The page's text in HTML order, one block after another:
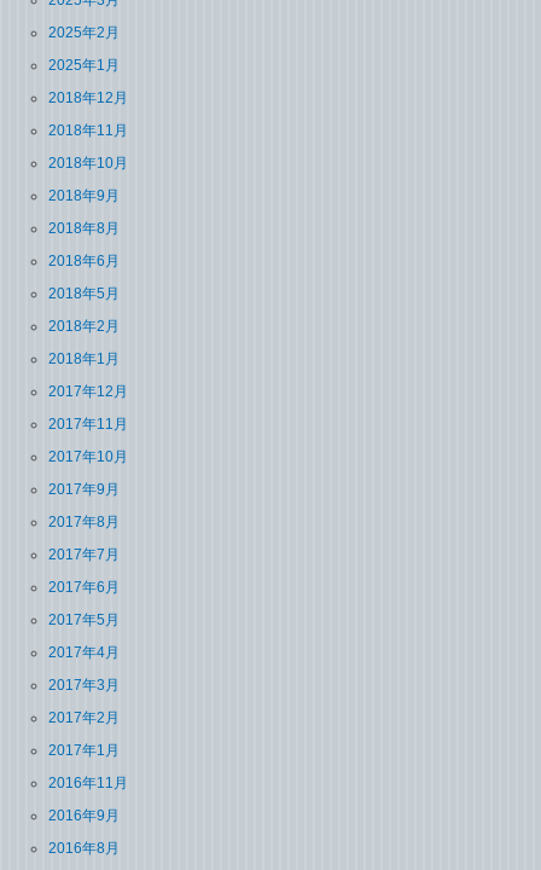
2025年2月
2025年1月
2018年12月
2018年11月
2018年10月
2018年9月
2018年8月
2018年6月
2018年5月
2018年2月
2018年1月
2017年12月
2017年11月
2017年10月
2017年9月
2017年8月
2017年7月
2017年6月
2017年5月
2017年4月
2017年3月
2017年2月
2017年1月
2016年11月
2016年9月
2016年8月